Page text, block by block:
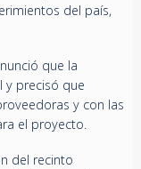
del país,
que la
y precisó que
y con las
el proyecto.
del recinto